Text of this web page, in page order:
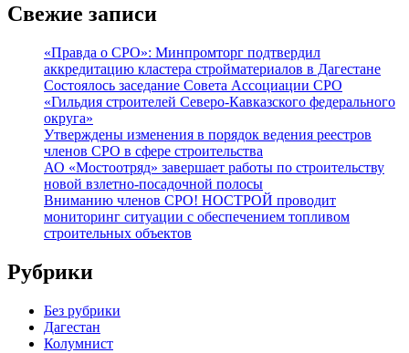
Свежие записи
«Правда о СРО»: Минпромторг подтвердил
аккредитацию кластера стройматериалов в Дагестане
Состоялось заседание Совета Ассоциации СРО
«Гильдия строителей Северо-Кавказского федерального
округа»
Утверждены изменения в порядок ведения реестров
членов СРО в сфере строительства
АО «Мостоотряд» завершает работы по строительству
новой взлетно-посадочной полосы
Вниманию членов СРО! НОСТРОЙ проводит
мониторинг ситуации с обеспечением топливом
строительных объектов
Рубрики
Без рубрики
Дагестан
Колумнист